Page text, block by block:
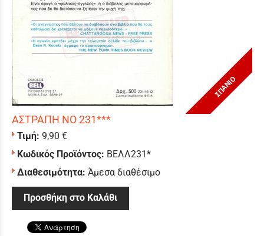
ΣΠΑΝΙΟ
ΑΣΤΡΑΠΗ ΝΟ 231***
Τιμή: 9,90 €
Κωδικός Προϊόντος: ΒΕΛΛ231*
Διαθεσιμότητα: Άμεσα διαθέσιμο
Προσθήκη στο Καλάθι